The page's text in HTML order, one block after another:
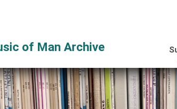
of Man Archive